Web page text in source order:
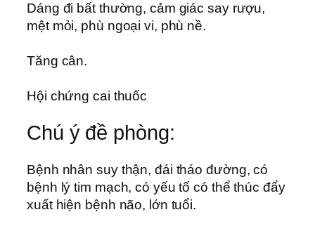
Dáng đi bất thường, cảm giác say rượu,
mệt mỏi, phù ngoại vi, phù nề.
Tăng cân.
Hội chứng cai thuốc
Chú ý đề phòng:
Bệnh nhân suy thận, đái tháo đường, có
bệnh lý tim mạch, có yếu tố có thể thúc đẩy
xuất hiện bệnh não, lớn tuổi.